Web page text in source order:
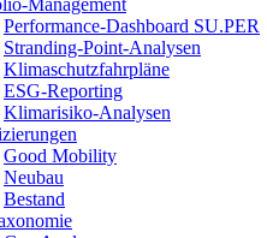
Management
Performance-Dashboard SU.PER
Stranding-Point-Analysen
Klimaschutzfahrpläne
ESG-Reporting
Klimarisiko-Analysen
Good Mobility
Neubau
Bestand